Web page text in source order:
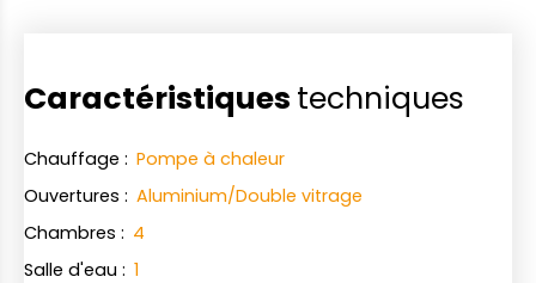
Caractéristiques techniques
Chauffage : Pompe à chaleur
Ouvertures : Aluminium/Double vitrage
Chambres : 4
Salle d'eau : 1